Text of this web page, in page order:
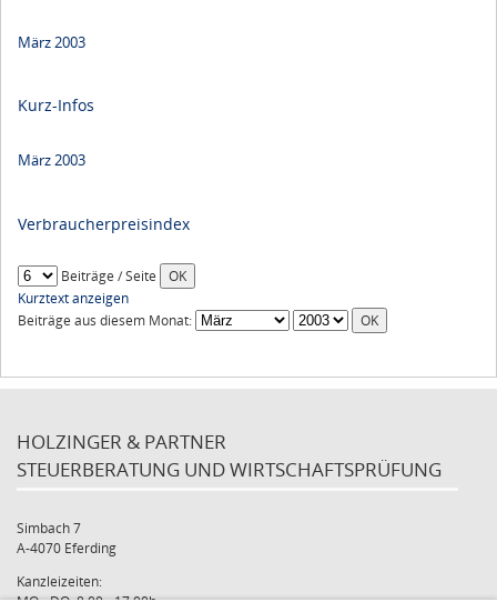
März 2003
Kurz-Infos
März 2003
Verbraucherpreisindex
Beiträge / Seite
Kurztext anzeigen
Beiträge aus diesem Monat:
HOLZINGER & PARTNER
STEUERBERATUNG UND WIRTSCHAFTSPRÜFUNG
Simbach 7
A-4070 Eferding
Kanzleizeiten: